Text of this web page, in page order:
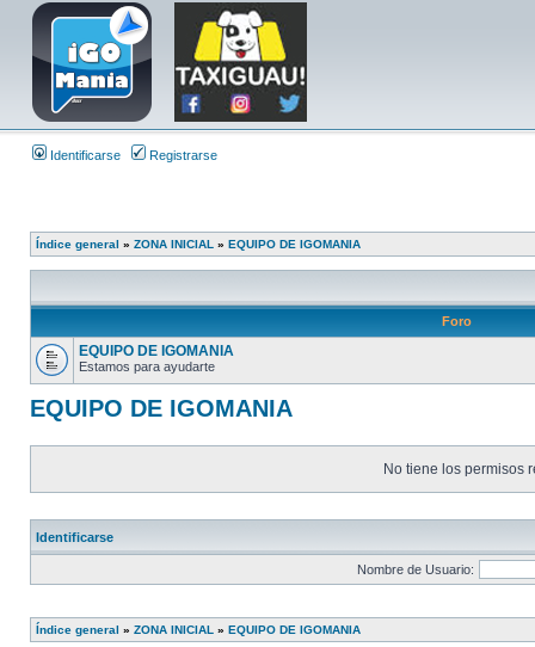
Identificarse Registrarse
Índice general » ZONA INICIAL » EQUIPO DE IGOMANIA
Foro
EQUIPO DE IGOMANIA
Estamos para ayudarte
EQUIPO DE IGOMANIA
No tiene los permisos
Identificarse
Nombre de Usuario:
Índice general » ZONA INICIAL » EQUIPO DE IGOMANIA